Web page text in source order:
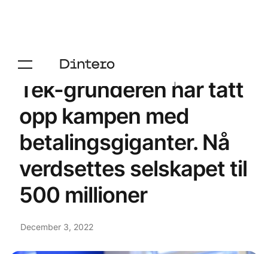
Tek-gründeren har tatt
opp kampen med
betalingsgiganter. Nå
verdsettes selskapet til
500 millioner
December 3, 2022